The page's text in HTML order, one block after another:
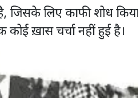
जिसके लिए काफी शोध
ख़ास चर्चा नहीं हुई है।